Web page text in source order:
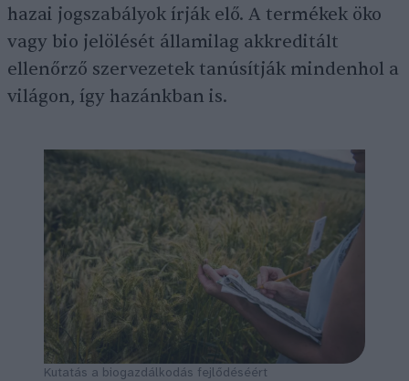
hazai jogszabályok írják elő. A termékek öko
vagy bio jelölését államilag akkreditált
ellenőrző szervezetek tanúsítják mindenhol a
világon, így hazánkban is.
Kutatás a biogazdálkodás fejlődéséért